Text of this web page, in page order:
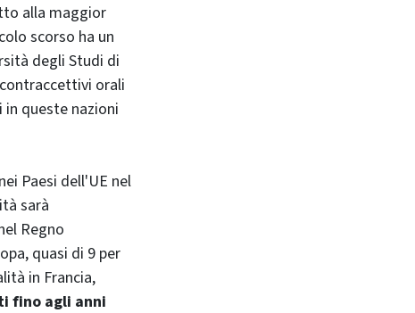
alla maggior
scorso ha un
degli Studi di
orali
queste nazioni
Paesi dell'UE nel
sarà
Regno
quasi di 9 per
in Francia,
fino agli anni